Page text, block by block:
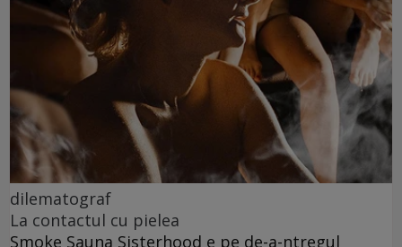
dilematograf
La contactul cu pielea
Smoke Sauna Sisterhood e pe de-a-ntregul